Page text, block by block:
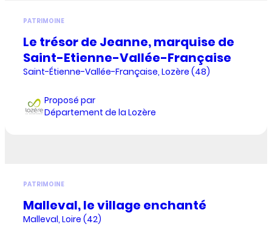
PATRIMOINE
Le trésor de Jeanne, marquise de
Saint-Etienne-Vallée-Française
Saint-Étienne-Vallée-Française, Lozère (48)
Proposé par
Département de la Lozère
PATRIMOINE
Malleval, le village enchanté
Malleval, Loire (42)